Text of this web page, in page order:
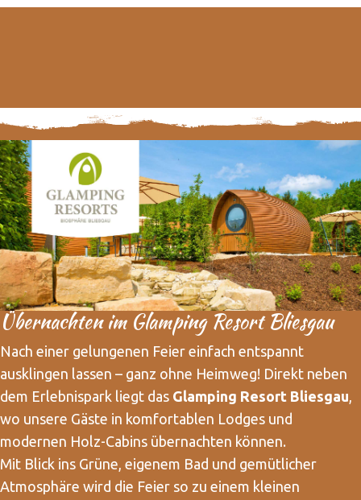
Übernachten im Glamping Resort Bliesgau
Nach einer gelungenen Feier einfach entspannt
ausklingen lassen – ganz ohne Heimweg! Direkt neben
dem Erlebnispark liegt das Glamping Resort Bliesgau,
wo unsere Gäste in komfortablen Lodges und
modernen Holz-Cabins übernachten können.
Mit Blick ins Grüne, eigenem Bad und gemütlicher
Atmosphäre wird die Feier so zu einem kleinen